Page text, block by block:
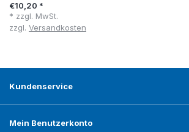
€10,20 *
* zzgl. MwSt.
zzgl. Versandkosten
Kundenservice
Mein Benutzerkonto